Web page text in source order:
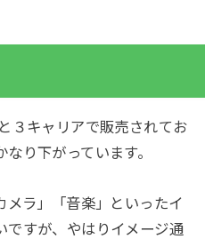
３キャリアで販売されてお
り下がっています。
メラ」「音楽」といったイ
ですが、やはりイメージ通